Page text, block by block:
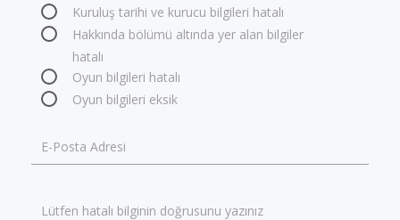
Kuruluş tarihi ve kurucu bilgileri hatalı
Hakkında bölümü altında yer alan bilgiler
hatalı
Oyun bilgileri hatalı
Oyun bilgileri eksik
E-Posta Adresi
Lütfen hatalı bilginin doğrusunu yazınız